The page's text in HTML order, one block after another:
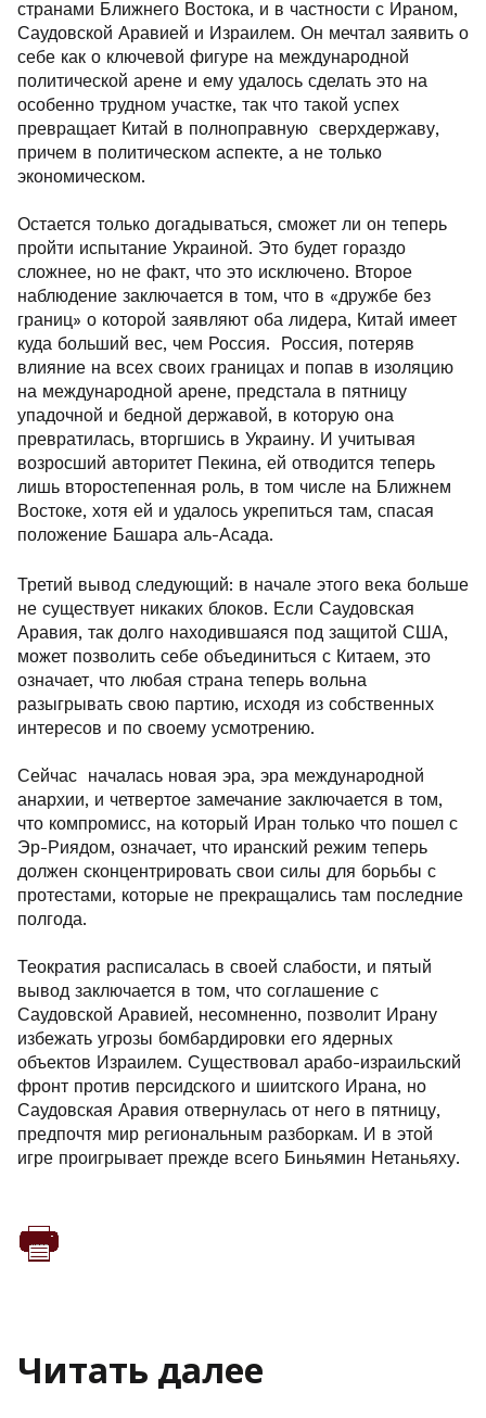
странами Ближнего Востока, и в частности с Ираном,
Саудовской Аравией и Израилем. Он мечтал заявить о
себе как о ключевой фигуре на международной
политической арене и ему удалось сделать это на
особенно трудном участке, так что такой успех
превращает Китай в полноправную сверхдержаву,
причем в политическом аспекте, а не только
экономическом.
Остается только догадываться, сможет ли он теперь
пройти испытание Украиной. Это будет гораздо
сложнее, но не факт, что это исключено. Второе
наблюдение заключается в том, что в «дружбе без
границ» о которой заявляют оба лидера, Китай имеет
куда больший вес, чем Россия. Россия, потеряв
влияние на всех своих границах и попав в изоляцию
на международной арене, предстала в пятницу
упадочной и бедной державой, в которую она
превратилась, вторгшись в Украину. И учитывая
возросший авторитет Пекина, ей отводится теперь
лишь второстепенная роль, в том числе на Ближнем
Востоке, хотя ей и удалось укрепиться там, спасая
положение Башара аль-Асада.
Третий вывод следующий: в начале этого века больше
не существует никаких блоков. Если Саудовская
Аравия, так долго находившаяся под защитой США,
может позволить себе объединиться с Китаем, это
означает, что любая страна теперь вольна
разыгрывать свою партию, исходя из собственных
интересов и по своему усмотрению.
Сейчас началась новая эра, эра международной
анархии, и четвертое замечание заключается в том,
что компромисс, на который Иран только что пошел с
Эр-Риядом, означает, что иранский режим теперь
должен сконцентрировать свои силы для борьбы с
протестами, которые не прекращались там последние
полгода.
Теократия расписалась в своей слабости, и пятый
вывод заключается в том, что соглашение с
Саудовской Аравией, несомненно, позволит Ирану
избежать угрозы бомбардировки его ядерных
объектов Израилем. Существовал арабо-израильский
фронт против персидского и шиитского Ирана, но
Саудовская Аравия отвернулась от него в пятницу,
предпочтя мир региональным разборкам. И в этой
игре проигрывает прежде всего Биньямин Нетаньяху.
Читать далее